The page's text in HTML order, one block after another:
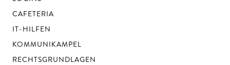
CAFETERIA
IT-HILFEN
KOMMUNIKAMPEL
RECHTSGRUNDLAGEN